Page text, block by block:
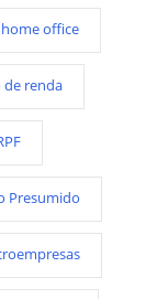
home office
renda
Presumido